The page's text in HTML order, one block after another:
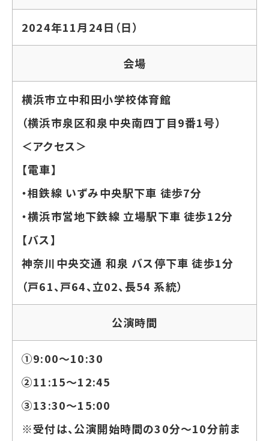
2024年11月24日（日）
会場
横浜市立中和田小学校体育館
（横浜市泉区和泉中央南四丁目9番1号）
＜アクセス＞
【電車】
・相鉄線 いずみ中央駅下車 徒歩7分
・横浜市営地下鉄線 立場駅下車 徒歩12分
【バス】
神奈川中央交通 和泉 バス停下車 徒歩1分
（戸61、戸64、立02、長54 系統）
公演時間
①9:00～10:30
②11:15～12:45
③13:30～15:00
※受付は、公演開始時間の30分～10分前ま